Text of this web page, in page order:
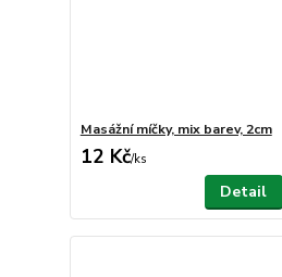
Masážní míčky, mix barev, 2cm
12 Kč/ks
Detail